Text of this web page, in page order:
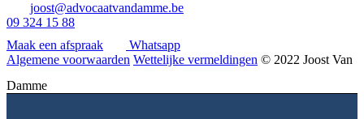
joost@advocaatvandamme.be
09 324 15 88
Maak een afspraak
Whatsapp
Algemene voorwaarden Wettelijke vermeldingen © 2022 Joost Van
Damme